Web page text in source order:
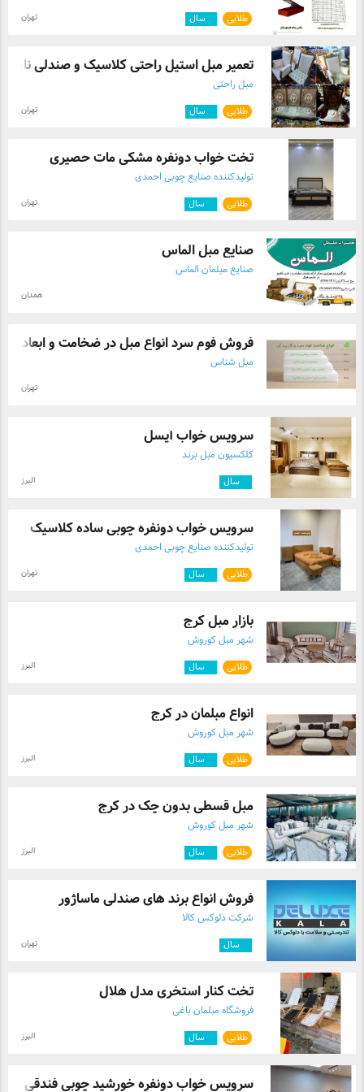
طلایی سال تهران
تعمیر مبل استیل راحتی کلاسیک و صندلی ناه ...
مبل راحتی
طلایی سال تهران
تخت خواب دونفره مشکی مات حصیری
تولیدکننده صنایع چوبی احمدی
طلایی سال تهران
صنایع مبل الماس
صنایع مبلمان الماس
همدان
فروش فوم سرد انواع مبل در ضخامت و ابعاد ...
مبل شناس
تهران
سرویس خواب آیسل
کلکسیون مبل برند
سال البرز
سرویس خواب دونفره چوبی ساده کلاسیک
تولیدکننده صنایع چوبی احمدی
طلایی سال تهران
بازار مبل کرج
شهر مبل کوروش
طلایی سال البرز
انواع مبلمان در کرج
شهر مبل کوروش
طلایی سال البرز
مبل قسطی بدون چک در کرج
شهر مبل کوروش
طلایی سال البرز
فروش انواع برند های صندلی ماساژور
شرکت دلوکس کالا
سال تهران
تخت کنار استخری مدل هلال
فروشگاه مبلمان باغی
طلایی سال البرز
سرویس خواب دونفره خورشید چوبی فندقی